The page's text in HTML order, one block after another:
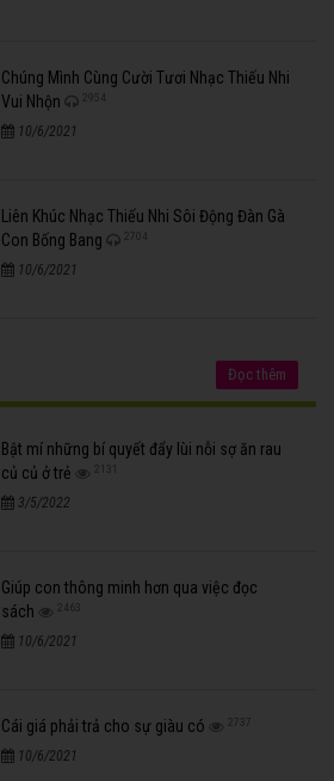
Chúng Mình Cùng Cười Tươi Nhạc Thiếu Nhi
Vui Nhộn
2954
10/6/2021
Liên Khúc Nhạc Thiếu Nhi Sôi Động Đàn Gà
Con Bống Bang
2704
10/6/2021
Đọc thêm
Bật mí những bí quyết đẩy lùi nỗi sợ ăn rau
củ củ ở trẻ
2131
3/5/2022
Giúp con thông minh hơn qua việc đọc
sách
2463
10/6/2021
Cái giá phải trả cho sự giàu có 2737
10/6/2021